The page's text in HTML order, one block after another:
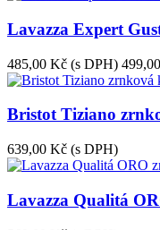
Lavazza Expert
485,00 Kč (s DPH)
Bristot Tiziano
639,00 Kč (s DPH)
Lavazza Qualitá